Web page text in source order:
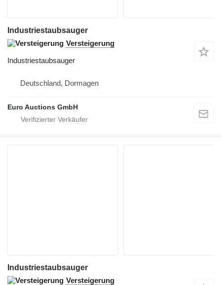
Industriestaubsauger
Versteigerung
Industriestaubsauger
Deutschland, Dormagen
Euro Auctions GmbH
Industriestaubsauger
Versteigerung